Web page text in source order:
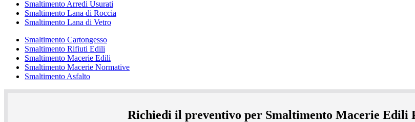
Smaltimento Arredi Usurati
Smaltimento Lana di Roccia
Smaltimento Lana di Vetro
Smaltimento Cartongesso
Smaltimento Rifiuti Edili
Smaltimento Macerie Edili
Smaltimento Macerie Normative
Smaltimento Asfalto
Richiedi il preventivo per Smaltimento Macerie Edili